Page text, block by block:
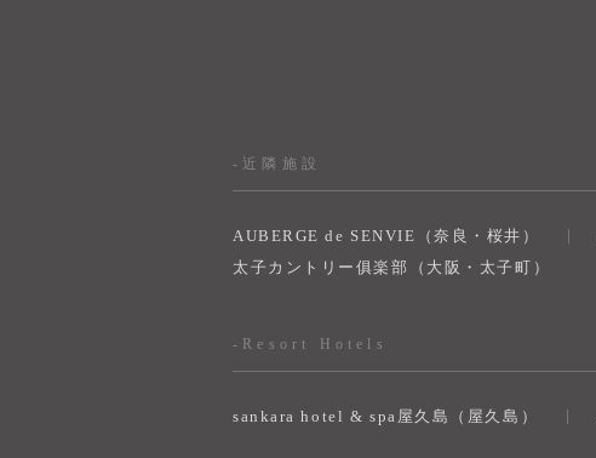
-近隣施設
AUBERGE de SENVIE（奈良・桜井）
太子カントリー俱楽部（大阪・太子町）
-Resort Hotels
sankara hotel & spa屋久島（屋久島）